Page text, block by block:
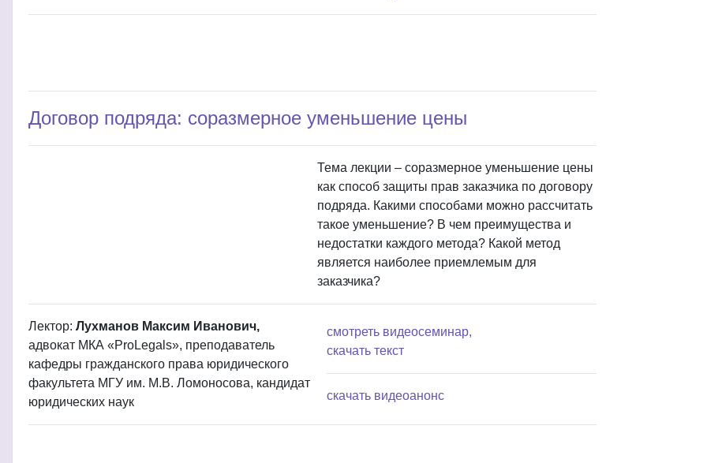
Договор подряда: соразмерное уменьшение цены
Тема лекции – соразмерное уменьшение цены
как способ защиты прав заказчика по договору
подряда. Какими способами можно рассчитать
такое уменьшение? В чем преимущества и
недостатки каждого метода? Какой метод
является наиболее приемлемым для
заказчика?
Лектор: Лухманов Максим Иванович,
адвокат МКА «ProLegals», преподаватель
кафедры гражданского права юридического
факультета МГУ им. М.В. Ломоносова, кандидат
юридических наук
смотреть видеосеминар,
скачать текст
скачать видеоанонс